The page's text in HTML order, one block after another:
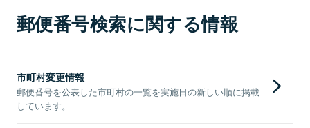
郵便番号検索に関する情報
市町村変更情報
郵便番号を公表した市町村の一覧を実施日の新しい順に掲載
しています。